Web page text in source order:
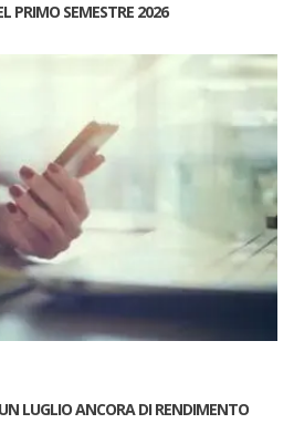
PRIMO SEMESTRE 2026
LUGLIO ANCORA DI RENDIMENTO